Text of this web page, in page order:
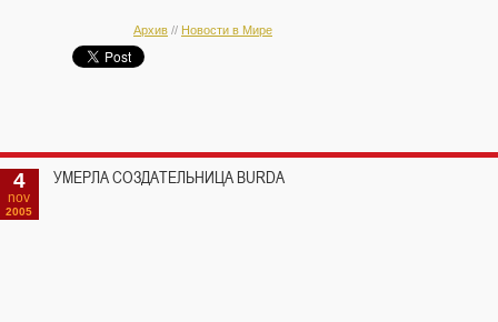
Архив // Новости в Мире
4
nov
2005
УМЕРЛА СОЗДАТЕЛЬНИЦА BURDA